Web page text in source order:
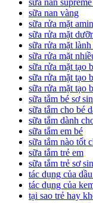
sữa nan supreme
sữa nan vàng
sữa rửa mặt
sữa rửa mặt
sữa rửa mặt
sữa rửa mặt
sữa rửa mặt tạo
sữa rửa mặt tạo
sữa rửa mặt tạo
sữa tắm bé sơ
sữa tắm cho bé
sữa tắm dành
sữa tắm em bé
sữa tắm nào tốt
sữa tắm trẻ em
sữa tắm trẻ sơ
tác dụng của
tác dụng của
tại sao trẻ hay